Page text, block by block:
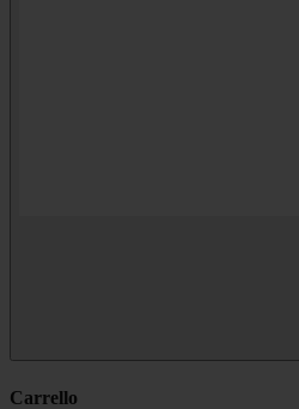
Carrello